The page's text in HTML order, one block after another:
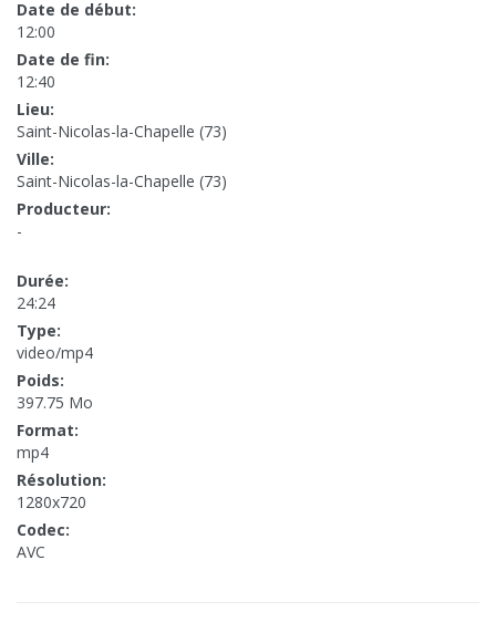
Date de début:
12:00
Date de fin:
12:40
Lieu:
Saint-Nicolas-la-Chapelle (73)
Ville:
Saint-Nicolas-la-Chapelle (73)
Producteur:
-
Durée:
24:24
Type:
video/mp4
Poids:
397.75 Mo
Format:
mp4
Résolution:
1280x720
Codec:
AVC